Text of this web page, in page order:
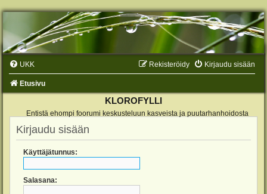
UKK Kirjaudu sisään
Rekisteröidy
Etusivu
KLOROFYLLI
Entistä ehompi foorumi keskusteluun kasveista ja puutarhanhoidosta
Kirjaudu sisään
Käyttäjätunnus:
Salasana: